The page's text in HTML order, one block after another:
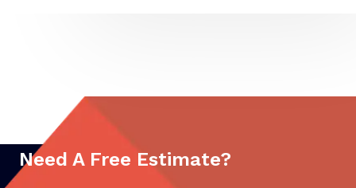
Need A Free Estimate?